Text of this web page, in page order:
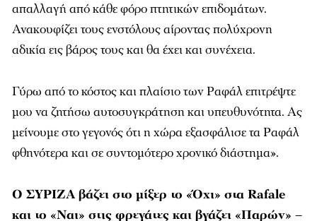
απαλλαγή από κάθε φόρο πτητικών επιδομάτων.
Ανακουφίζει τους ενστόλους αίροντας πολύχρονη
αδικία εις βάρος τους και θα έχει και συνέχεια.
Γύρω από το κόστος και πλαίσιο των Ραφάλ επιτρέψτε
μου να ζητήσω αυτοσυγκράτηση και υπευθυνότητα. Ας
μείνουμε στο γεγονός ότι η χώρα εξασφάλισε τα Ραφάλ
φθηνότερα και σε συντομότερο χρονικό διάστημα».
Ο ΣΥΡΙΖΑ βάζει στο μίξερ το «Όχι» στα Rafale
και το «Ναι» στις φρεγάτες και βγάζει «Παρών» –